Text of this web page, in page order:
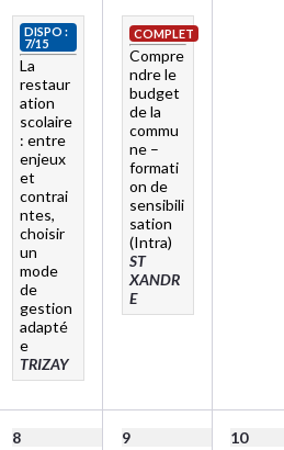
DISPO :
7/15
La
restaur
ation
scolaire
: entre
enjeux
et
contrai
ntes,
choisir
un
mode
de
gestion
adapté
e
TRIZAY
COMPLET
Compre
ndre le
budget
de la
commu
ne –
formati
on de
sensibili
sation
(Intra)
ST
XANDR
E
8 9 10